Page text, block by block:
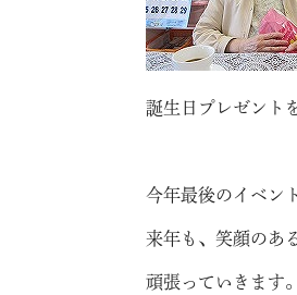
誕生日プレゼント
今年最後のイベン
来年も、笑顔のあ
頑張っていきます。